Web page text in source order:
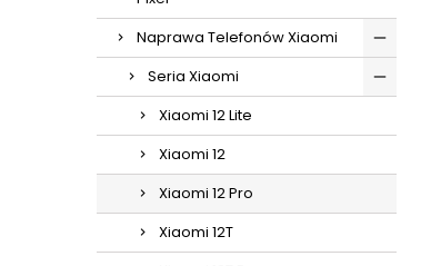
Naprawa Telefonów Xiaomi
Seria Xiaomi
Xiaomi 12 Lite
Xiaomi 12
Xiaomi 12 Pro
Xiaomi 12T